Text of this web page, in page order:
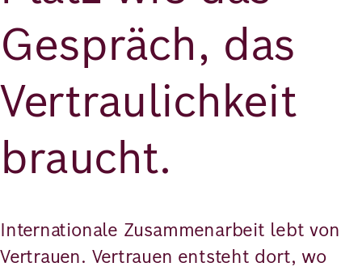
Gespräch, das
Vertraulichkeit
braucht.
Internationale Zusammenarbeit lebt von
Vertrauen. Vertrauen entsteht dort, wo